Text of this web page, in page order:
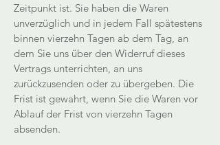
Zeitpunkt ist. Sie haben die Waren
unverzüglich und in jedem Fall spätestens
binnen vierzehn Tagen ab dem Tag, an
dem Sie uns über den Widerruf dieses
Vertrags unterrichten, an uns
zurückzusenden oder zu übergeben. Die
Frist ist gewahrt, wenn Sie die Waren vor
Ablauf der Frist von vierzehn Tagen
absenden.